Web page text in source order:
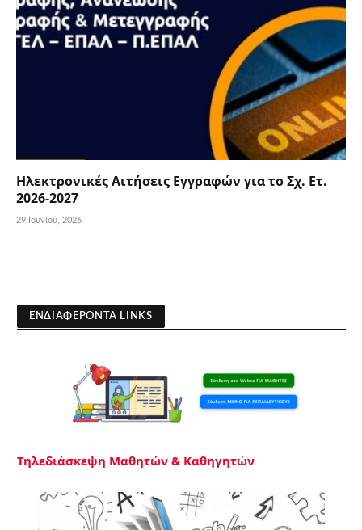
Ηλεκτρονικές Αιτήσεις Εγγραφών για το Σχ. Ετ.
2026-2027
29 Ιουνίου, 2026
ΕΝΔΙΑΦΕΡΟΝΤΑ LINKS
Τηλεδιάσκεψη Μαθητών & Καθηγητών